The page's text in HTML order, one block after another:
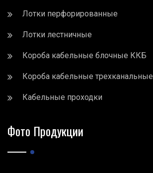
Лотки перфорированные
Лотки лестничные
Короба кабельные блочные ККБ
Короба кабельные трехканальные
Кабельные проходки
Фото Продукции